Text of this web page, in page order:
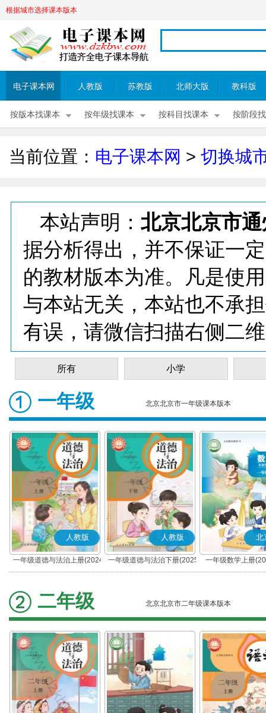
根据城市选择课本版本
电子课本网 人教版 苏教版 北师大版 教科版
按版本找课本 按年级找课本 按科目找课本 按阶段
当前位置： 电子课本网 > 切换城
本站声明： 北京北京市
据分析得出，并不保证一
的教材版本为准。凡是使
与本站无关，本站也不承
有误，请微信扫描右侧二
所有 小学
一年级 北京北京市一年级课本版本
人教版
一年级道德与法治上册(2024
秋版)(部编版)
人教版
一年级道德与法治下册(2025
春版)(部编版)
北
一年级数学上册
二年级 北京北京市二年级课本版本